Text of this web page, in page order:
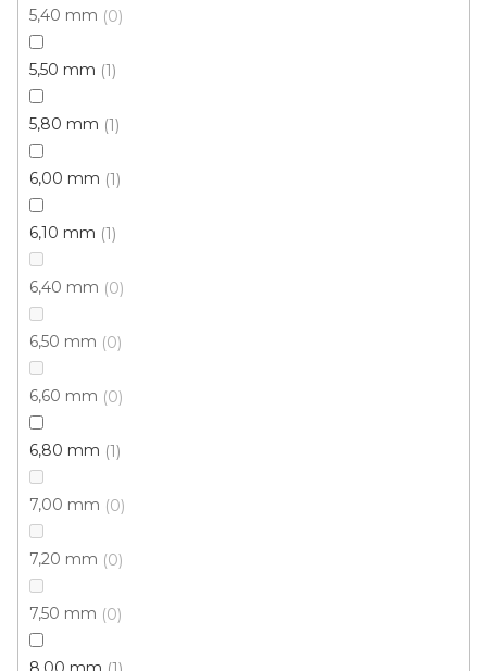
5,40 mm 0
5,50 mm 1
5,80 mm 1
6,00 mm 1
6,10 mm 1
6,40 mm 0
6,50 mm 0
6,60 mm 0
6,80 mm 1
7,00 mm 0
7,20 mm 0
7,50 mm 0
Koberec metráž VENUS / filc 6739
611 Kč / m2
5 m